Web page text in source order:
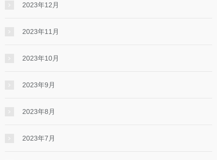
2023年12月
2023年11月
2023年10月
2023年9月
2023年8月
2023年7月